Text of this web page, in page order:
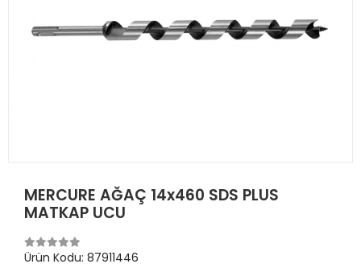
MERCURE AĞAÇ 14x460 SDS PLUS
MATKAP UCU
Ürün Kodu: 87911446